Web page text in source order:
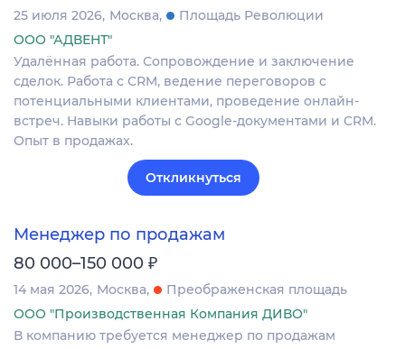
25 июля 2026 Москва
Площадь Революции
ООО "АДВЕНТ"
Удалённая работа. Сопровождение и заключение
сделок. Работа с CRM, ведение переговоров с
потенциальными клиентами, проведение онлайн-
встреч. Навыки работы с Google-документами и CRM.
Опыт в продажах.
Откликнуться
Менеджер по продажам
80 000–150 000 ₽
14 мая 2026 Москва
Преображенская площадь
ООО "Производственная Компания ДИВО"
В компанию требуется менеджер по продажам